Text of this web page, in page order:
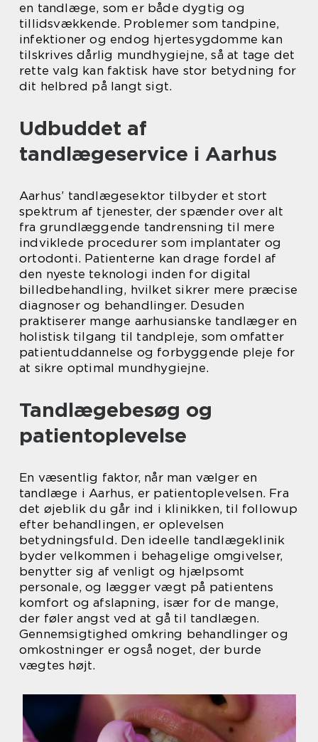
en tandlæge, som er både dygtig og
tillidsvækkende. Problemer som tandpine,
infektioner og endog hjertesygdomme kan
tilskrives dårlig mundhygiejne, så at tage det
rette valg kan faktisk have stor betydning for
dit helbred på langt sigt.
Udbuddet af
tandlægeservice i Aarhus
Aarhus’ tandlægesektor tilbyder et stort
spektrum af tjenester, der spænder over alt
fra grundlæggende tandrensning til mere
indviklede procedurer som implantater og
ortodonti. Patienterne kan drage fordel af
den nyeste teknologi inden for digital
billedbehandling, hvilket sikrer mere præcise
diagnoser og behandlinger. Desuden
praktiserer mange aarhusianske tandlæger en
holistisk tilgang til tandpleje, som omfatter
patientuddannelse og forbyggende pleje for
at sikre optimal mundhygiejne.
Tandlægebesøg og
patientoplevelse
En væsentlig faktor, når man vælger en
tandlæge i Aarhus, er patientoplevelsen. Fra
det øjeblik du går ind i klinikken, til followup
efter behandlingen, er oplevelsen
betydningsfuld. Den ideelle tandlægeklinik
byder velkommen i behagelige omgivelser,
benytter sig af venligt og hjælpsomt
personale, og lægger vægt på patientens
komfort og afslapning, især for de mange,
der føler angst ved at gå til tandlægen.
Gennemsigtighed omkring behandlinger og
omkostninger er også noget, der burde
vægtes højt.